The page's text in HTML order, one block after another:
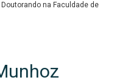
na Faculdade de